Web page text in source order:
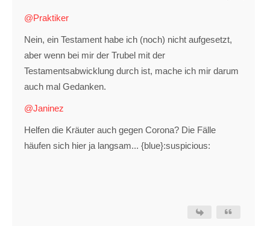
@Praktiker
Nein, ein Testament habe ich (noch) nicht aufgesetzt,
aber wenn bei mir der Trubel mit der
Testamentsabwicklung durch ist, mache ich mir darum
auch mal Gedanken.
@Janinez
Helfen die Kräuter auch gegen Corona? Die Fälle
häufen sich hier ja langsam... {blue}:suspicious: